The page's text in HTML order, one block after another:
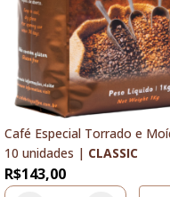
Café Especial Torrado e
10 unidades | CLASSIC
R$143,00